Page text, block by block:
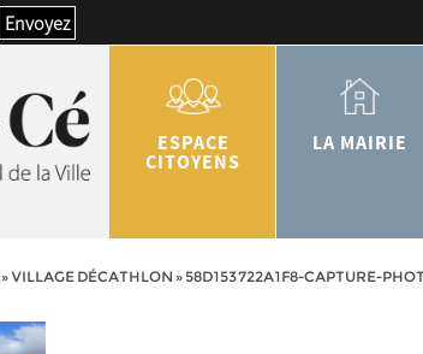
Envoyez
ESPACE
CITOYENS
LA MAIRIE
»VILLAGE DÉCATHLON » 58D153722A1F8-CAPTURE-